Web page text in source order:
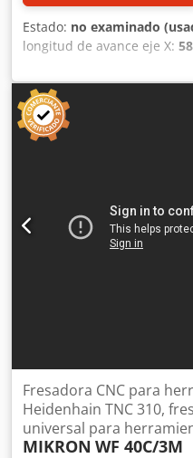
Estado: no examinado
longitud de avance eje X:
, longitud de
del cabezal (máx.):2.500
800x460 mm recorridos
máxima del husillo 2500
cono de husillo 40
Fresadora CNC para
Heidenhain TNC 310,
universal para
MIKRON WF 40C/3M